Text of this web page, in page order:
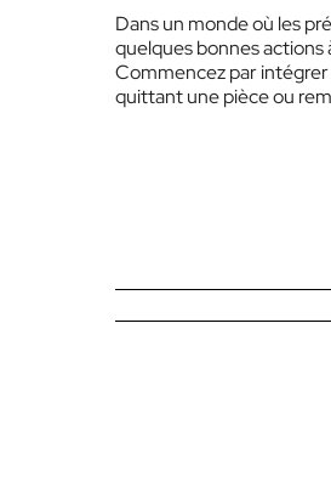
Dans un monde où les
quelques bonnes actions
Commencez par intégrer
quittant une pièce ou